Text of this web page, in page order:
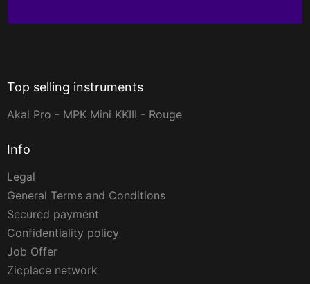
Top selling instruments
Akai Pro - MPK Mini KKIII - Rouge
Info
Legal
General Terms and Conditions
Secured payment
Confidentiality policy
Job Offer
Zicplace network